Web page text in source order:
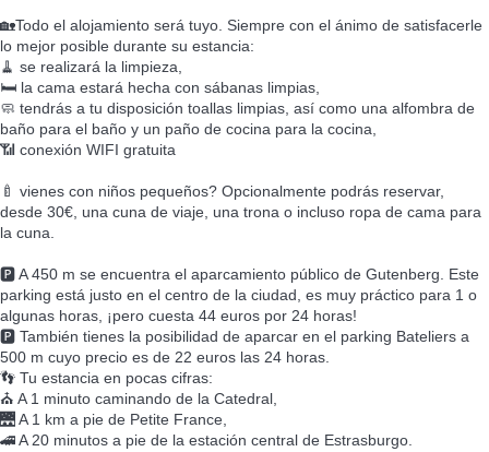
🏡Todo el alojamiento será tuyo. Siempre con el ánimo de satisfacerle
lo mejor posible durante su estancia:
🧹 se realizará la limpieza,
🛏️ la cama estará hecha con sábanas limpias,
🧼 tendrás a tu disposición toallas limpias, así como una alfombra de
baño para el baño y un paño de cocina para la cocina,
📶 conexión WIFI gratuita
🍼 vienes con niños pequeños? Opcionalmente podrás reservar,
desde 30€, una cuna de viaje, una trona o incluso ropa de cama para
la cuna.
🅿️ A 450 m se encuentra el aparcamiento público de Gutenberg. Este
parking está justo en el centro de la ciudad, es muy práctico para 1 o
algunas horas, ¡pero cuesta 44 euros por 24 horas!
🅿️ También tienes la posibilidad de aparcar en el parking Bateliers a
500 m cuyo precio es de 22 euros las 24 horas.
👣 Tu estancia en pocas cifras:
⛪ A 1 minuto caminando de la Catedral,
🌉 A 1 km a pie de Petite France,
🚄 A 20 minutos a pie de la estación central de Estrasburgo.